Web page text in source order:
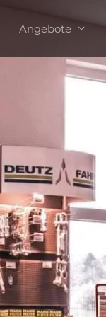
Angebote